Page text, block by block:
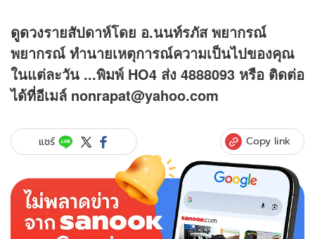
ดูดวงรายสัปดาห์โดย อ.นนท์รภัส พยากรณ์
พยากรณ์ ทำนายเหตุการณ์ความเป็นไปของคุณ
ในแต่ละวัน ...พิมพ์ HO4 ส่ง 4888093 หรือ ติดต่อ
ได้ที่อีเมล์ nonrapat@yahoo.com
แชร์ Copy link